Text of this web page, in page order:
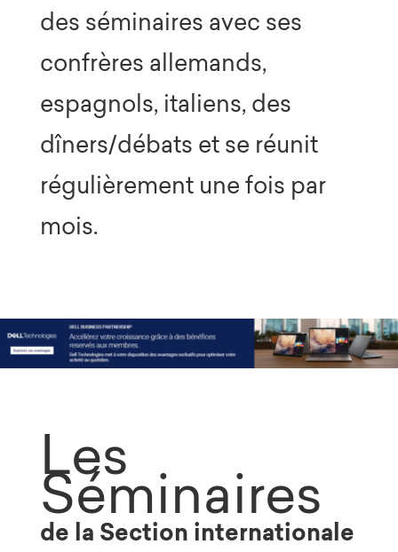
des séminaires avec ses
confrères allemands,
espagnols, italiens, des
dîners/débats et se réunit
régulièrement une fois par
mois.
Les
Séminaires
de la Section internationale